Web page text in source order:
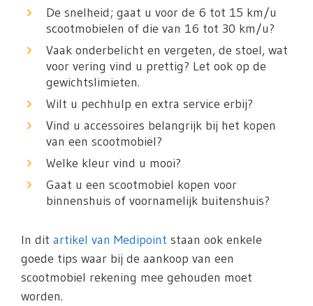
De snelheid; gaat u voor de 6 tot 15 km/u
scootmobielen of die van 16 tot 30 km/u?
Vaak onderbelicht en vergeten, de stoel, wat
voor vering vind u prettig? Let ook op de
gewichtslimieten.
Wilt u pechhulp en extra service erbij?
Vind u accessoires belangrijk bij het kopen
van een scootmobiel?
Welke kleur vind u mooi?
Gaat u een scootmobiel kopen voor
binnenshuis of voornamelijk buitenshuis?
In dit artikel van Medipoint staan ook enkele
goede tips waar bij de aankoop van een
scootmobiel rekening mee gehouden moet
worden.